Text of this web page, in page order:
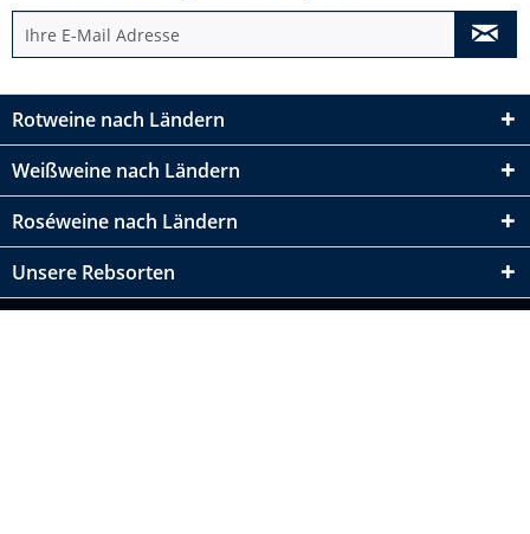
Rotweine nach Ländern
Weißweine nach Ländern
Roséweine nach Ländern
Unsere Rebsorten